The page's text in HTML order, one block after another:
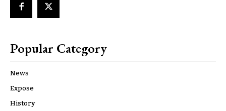
Popular Category
News
Expose
History